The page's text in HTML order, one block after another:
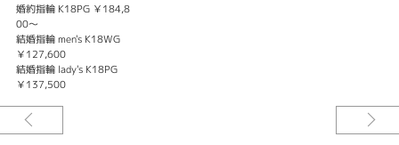
婚約指輪 K18PG ￥184,8
00～
結婚指輪 men's K18WG
￥127,600
結婚指輪 lady's K18PG
￥137,500